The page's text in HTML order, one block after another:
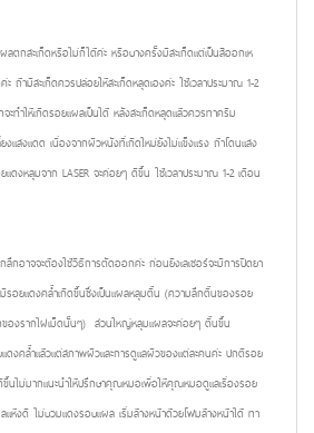
ลตกสะเก็ดหรือไม่ก็ได้ค่ะ หรือบางครั้งมีสะเก็ดแต่เป็นสีออกเห
ถ้ามีสะเก็ดควรปล่อยให้สะเก็ดหลุดเองค่ะ ใช้เวลาประมาณ 1-2
ะทำให้เกิดรอยแผลเป็นได้ หลังสะเก็ดหลุดแล้วควรทาครีม
งแสงแดด เนื่องจากผิวหนังที่เกิดใหม่ยังไม่แข็งแรง ถ้าโดนแสง
ดงหลุมจาก LASER จะค่อยๆ ดีขึ้น ใช้เวลาประมาณ 1-2 เดือน
กอาจจะต้องใช้วิธีการตัดออกค่ะ ก่อนยิงเลเซอร์จะมีการปิดยา
มีรอยแดงคล้ำเกิดขึ้นซึ่งเป็นแผลหลุมตื้น (ความลึกตื้นของรอย
ของรากไฝเม็ดนั้นๆ) ส่วนใหญ่หลุมแผลจะค่อยๆ ตื้นขึ้น
งคล้ำแล้วแต่สภาพผิวและการดูแลผิวของแต่ละคนค่ะ ปกติรอย
ขึ้นไม่มากแนะนำให้ปรึกษาคุณหมอเพื่อให้คุณหมอดูแลเรื่องรอย
แห้งดี ไม่บวมแดงรอบแผล เริ่มล้างหน้าด้วยโฟมล้างหน้าได้ ทา